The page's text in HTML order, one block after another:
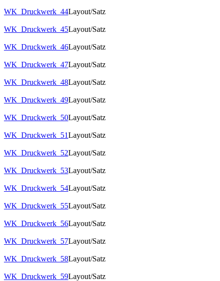
WK_Druckwerk_44Layout/Satz
WK_Druckwerk_45Layout/Satz
WK_Druckwerk_46Layout/Satz
WK_Druckwerk_47Layout/Satz
WK_Druckwerk_48Layout/Satz
WK_Druckwerk_49Layout/Satz
WK_Druckwerk_50Layout/Satz
WK_Druckwerk_51Layout/Satz
WK_Druckwerk_52Layout/Satz
WK_Druckwerk_53Layout/Satz
WK_Druckwerk_54Layout/Satz
WK_Druckwerk_55Layout/Satz
WK_Druckwerk_56Layout/Satz
WK_Druckwerk_57Layout/Satz
WK_Druckwerk_58Layout/Satz
WK_Druckwerk_59Layout/Satz